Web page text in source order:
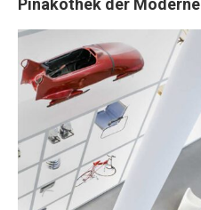
Pinakothek der Moderne